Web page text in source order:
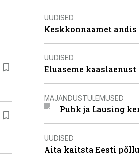
UUDISED
Keskkonnaamet
UUDISED
Eluaseme kaaslaenust
MAJANDUSTULEMUSED
Puhk ja Lausing
UUDISED
Aita kaitsta Eesti